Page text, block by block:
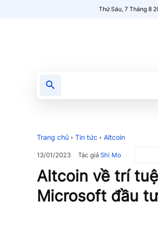
Thứ Sáu, 7 Tháng 8
Trang chủ Tin tức Altcoin
13/01/2023 Tác giảShi Mo
Altcoin về trí
Microsoft đầu